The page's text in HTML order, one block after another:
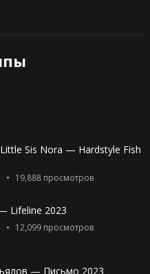
Sis Nora — Hardstyle Fish
19,888просмотров
Lifeline 2023
12,099просмотров
— Письмо 2023